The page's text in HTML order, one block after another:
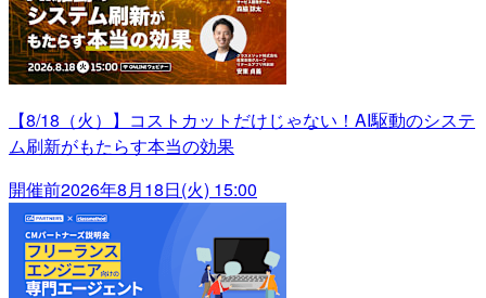
【8/18（火）】コストカットだけじゃない！AI駆動のシステ
ム刷新がもたらす本当の効果
開催前2026年8月18日(火) 15:00